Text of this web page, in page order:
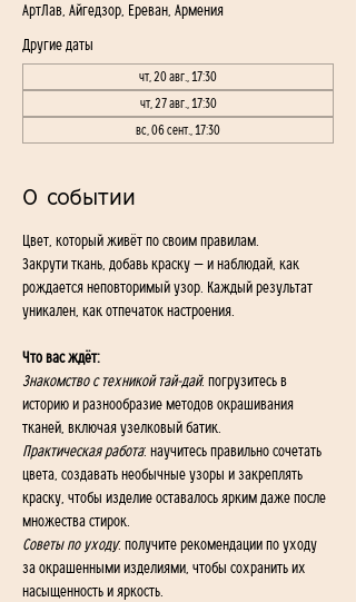
АртЛав, Айгедзор, Ереван, Армения
Другие даты
чт, 20 авг., 17:30
чт, 27 авг., 17:30
вс, 06 сент., 17:30
О событии
Цвет, который живёт по своим правилам.
Закрути ткань, добавь краску — и наблюдай, как
рождается неповторимый узор. Каждый результат
уникален, как отпечаток настроения.
Что вас ждёт:
Знакомство с техникой тай-дай: погрузитесь в
историю и разнообразие методов окрашивания
тканей, включая узелковый батик.
Практическая работа: научитесь правильно сочетать
цвета, создавать необычные узоры и закреплять
краску, чтобы изделие оставалось ярким даже после
множества стирок.
Советы по уходу: получите рекомендации по уходу
за окрашенными изделиями, чтобы сохранить их
насыщенность и яркость.